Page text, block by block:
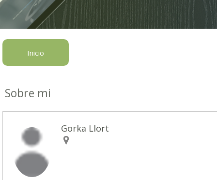
Inicio
Sobre mi
Gorka Llort